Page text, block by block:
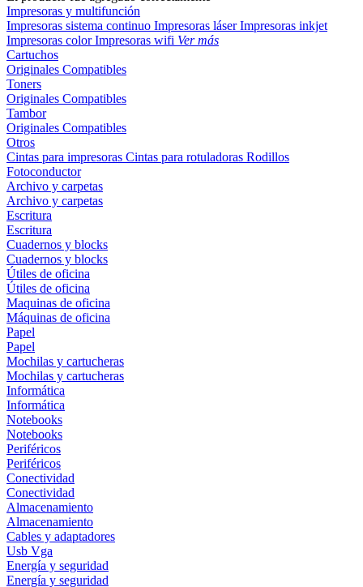
Impresoras y multifunción
Impresoras sistema continuo Impresoras láserImpresoras inkjet
Impresoras colorImpresoras wifi Ver más
Cartuchos
Originales Compatibles
Toners
Originales Compatibles
Tambor
Originales Compatibles
Otros
Cintas para impresoras Cintas para rotuladoras Rodillos
Fotoconductor
Archivo y carpetas
Archivo y carpetas
Escritura
Escritura
Cuadernos y blocks
Cuadernos y blocks
Útiles de oficina
Útiles de oficina
Maquinas de oficina
Máquinas de oficina
Papel
Papel
Mochilas y cartucheras
Mochilas y cartucheras
Informática
Informática
Notebooks
Notebooks
Periféricos
Periféricos
Conectividad
Conectividad
Almacenamiento
Almacenamiento
Cables y adaptadores
Usb Vga
Energía y seguridad
Energía y seguridad